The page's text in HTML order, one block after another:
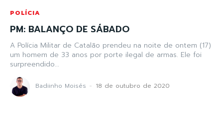
POLÍCIA
PM: BALANÇO DE SÁBADO
A Polícia Militar de Catalão prendeu na noite de ontem (17)
um homem de 33 anos por porte ilegal de armas. Ele foi
surpreendido...
Badiinho Moisés - 18 de outubro de 2020